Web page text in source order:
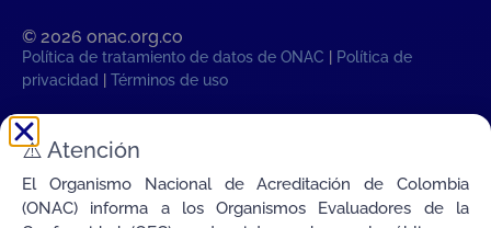
© 2026 onac.org.co​
Política de tratamiento de datos de ONAC
Política de
privacidad
Términos de uso
Sab, 8 de Agosto de 2026 12:34:27
Transparencia
Conectamos la Calidad de Colombia con el Mundo
⚠️ Atención
El Organismo Nacional de Acreditación de Colombia
(ONAC) informa a los Organismos Evaluadores de la